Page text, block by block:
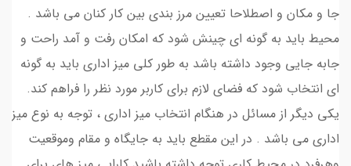
جا و مکان و اصطلاحا تعیین مرز بندی بین کار کنان می باشد .
محیط باید به گونه ای چینش شود که امکان رفت و آمد راحت و
جابه جایی وجود داشته باشد به طور کلی میز اداری باید به گونه
ای انتخاب شود که فضای لازم برای کاربر مورد نظر را فراهم کند.
یکی دیگر از مسائل در هنگام انتخاب میز اداری ، توجه به نوع میز
اداری می باشد . در این مقطع باید به جایگاه و مقام وموقعیت